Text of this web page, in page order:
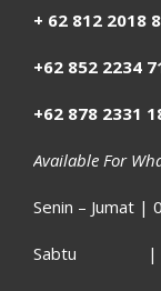
+ 62 812 2018
+62 852 2234
+62 878 2331
Available For
Senin – Jumat |
Sabtu |